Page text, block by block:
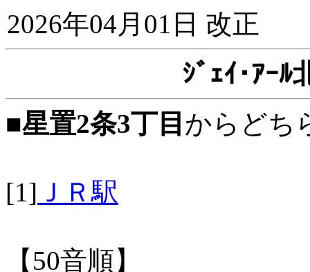
2026年04月01日 改正
ｼﾞｪｲ･ｱｰﾙ
■星置2条3丁目 からどち
[1] ＪＲ駅
【50音順】